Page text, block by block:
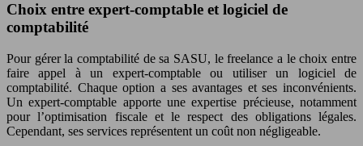
Choix entre expert-comptable et logiciel de
comptabilité
Pour gérer la comptabilité de sa SASU, le freelance a le choix entre
faire appel à un expert-comptable ou utiliser un logiciel de
comptabilité. Chaque option a ses avantages et ses inconvénients.
Un expert-comptable apporte une expertise précieuse, notamment
pour l’optimisation fiscale et le respect des obligations légales.
Cependant, ses services représentent un coût non négligeable.